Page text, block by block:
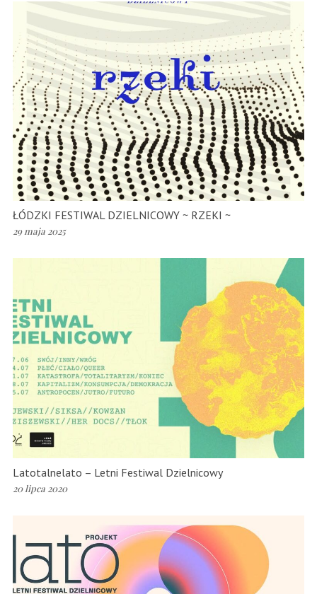
ŁÓDZKI FESTIWAL DZIELNICOWY ~ RZEKI ~
29 maja 2025
Latotalnelato – Letni Festiwal Dzielnicowy
20 lipca 2020